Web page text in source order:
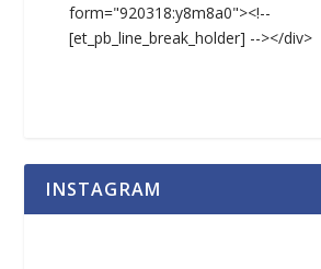
form="920318:y8m8a0"><!--
[et_pb_line_break_holder] --></div>
INSTAGRAM